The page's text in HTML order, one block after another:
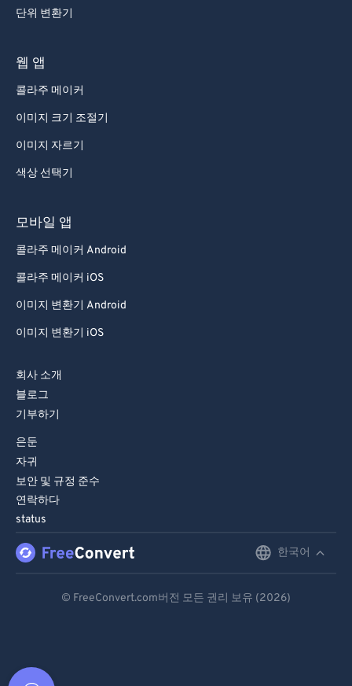
단위 변환기
웹 앱
콜라주 메이커
이미지 크기 조절기
이미지 자르기
색상 선택기
모바일 앱
콜라주 메이커 Android
콜라주 메이커 iOS
이미지 변환기 Android
이미지 변환기 iOS
회사 소개
블로그
기부하기
은둔
자귀
보안 및 규정 준수
연락하다
status
한국어
© FreeConvert.com버전 모든 권리 보유 (2026)